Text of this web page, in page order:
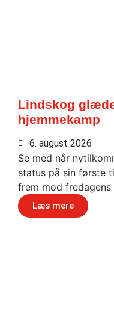
Lindskog
hjemmekamp
6. august 2026
Se med når
status på sin første
frem mod fredagens
Læs mere